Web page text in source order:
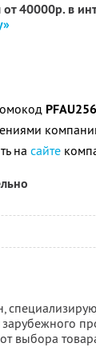
40000р. в
на сайте
выбора